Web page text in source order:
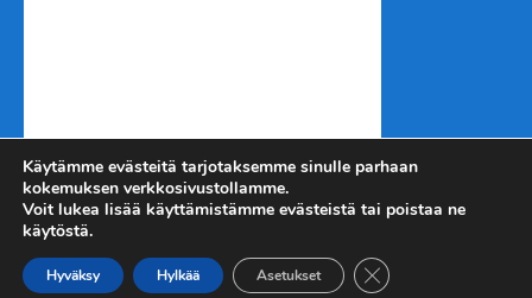
Kotiseutu-uutiset.comCopyright © 2026.
Käytämme evästeitä tarjotaksemme sinulle parhaan
kokemuksen verkkosivustollamme.
Voit lukea lisää käyttämistämme evästeistä tai poistaa ne
käytöstä.
Hyväksy Hylkää Asetukset Sulje evästebanneri